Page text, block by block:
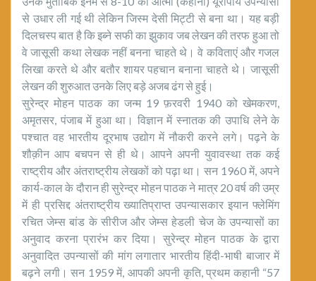
से उधार ली गई थी लेकिन जिस्म देसी मिट्टी से बना था। यह बड़ी
दिलचस्प बात है कि इब्ने सफी का झुकाव जब लेखन की तरफ हुआ तो
वे जासूसी कथा लेखक नहीं बनना चाहते थे। वे कविताएं और गजल
लिखा करते थे और बतौर शायर पहचान बनाना चाहते थे। जासूसी
लेखन की शुरुआत उनके लिए बड़े अजब ढंग से हुई।
सुरेन्द्र मोहन पाठक का जन्म 19 फ़रवरी 1940 को खेमकरण,
अमृतसर, पंजाब में हुआ था। विज्ञान में स्नातक की उपाधि लेने के
पश्चात वह भारतीय दूरभाष उद्योग में नौकरी करने लगे। पढ़ने के
शौक़ीन आप बचपन से ही थे। आपने अपनी युवावस्था तक कई
राष्ट्रीय और अंतराष्ट्रीय लेखकों को पढ़ा था। सन 1960 में, अपने
कार्य-काल के दौरान ही सुरेन्द्र मोहन पाठक ने मात्र 20 वर्ष की उम्र
में ही प्रसिद्द अंतराष्ट्रीय ख्यातिप्राप्त उपन्यासकार इयान फ्लेमिंग
रचित जेम्स बांड के सीरीज और जेम्स हेडली चेज के उपन्यासों का
अनुवाद करना प्रारंभ कर दिया। सुरेन्द्र मोहन पाठक के द्वारा
अनुवादित उपन्यासों की मांग लगातार भारतीय हिंदी-भाषी बाजार में
बढ़ने लगी। सन 1959 में, आपकी अपनी कृति, प्रथम कहानी “57